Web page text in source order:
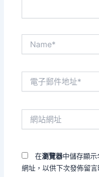
在瀏覽器中儲存顯
網址，以供下次發佈留言